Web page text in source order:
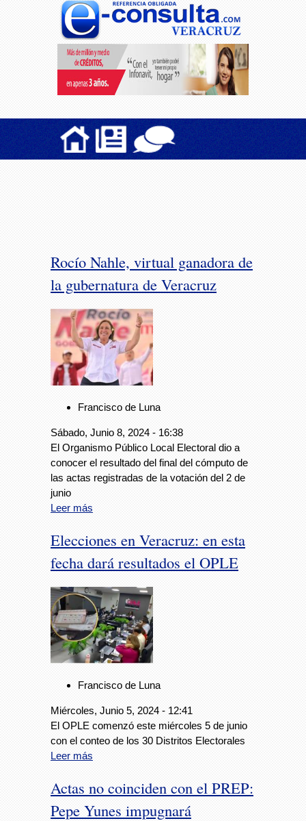
Rocío Nahle, virtual ganadora de
la gubernatura de Veracruz
Francisco de Luna
Sábado, Junio 8, 2024 - 16:38
El Organismo Público Local Electoral dio a
conocer el resultado del final del cómputo de
las actas registradas de la votación del 2 de
junio
Leer más
Elecciones en Veracruz: en esta
fecha dará resultados el OPLE
Francisco de Luna
Miércoles, Junio 5, 2024 - 12:41
El OPLE comenzó este miércoles 5 de junio
con el conteo de los 30 Distritos Electorales
Leer más
Actas no coinciden con el PREP:
Pepe Yunes impugnará